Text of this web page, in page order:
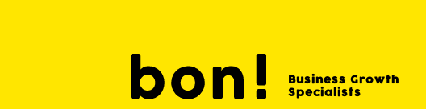
Business Growth
Specialists